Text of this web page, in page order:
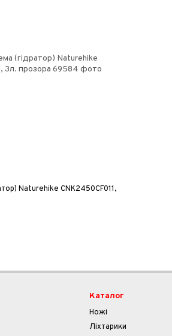
Naturehike CNK2450CF011,
Каталог
Ножі
Ліхтарики